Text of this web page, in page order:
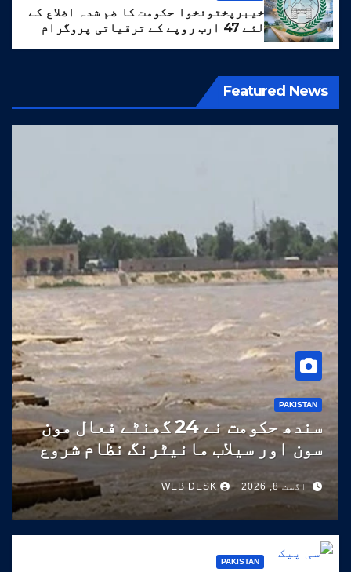
خیبرپختونخوا حکومت کا ضم شدہ اضلاع کے
لئے 47 ارب روپے کے ترقیاتی پروگرام
Featured News
PAKISTAN
سندھ حکومت نے 24 گھنٹے فعال مون
سون اور سیلاب مانیٹرنگ نظام شروع
اگست 8, 2026 WEB DESK
PAKISTAN